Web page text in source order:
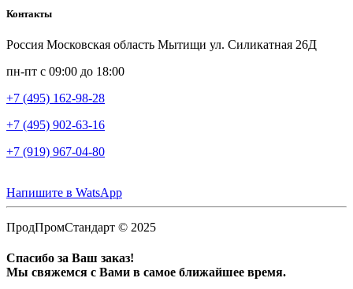
Контакты
Россия Московская область Мытищи ул. Силикатная 26Д
пн-пт с 09:00 до 18:00
+7 (495) 162-98-28
+7 (495) 902-63-16
+7 (919) 967-04-80
Напишите в WatsApp
ПродПромСтандарт © 2025
Спасибо за Ваш заказ!
Мы свяжемся с Вами в самое ближайшее время.